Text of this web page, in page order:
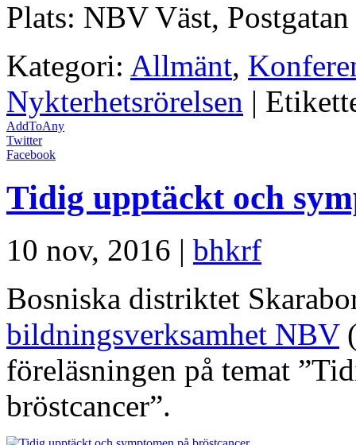
Plats: NBV Väst,
Kategori: Allmänt,
Nykterhetsrörelsen |
AddToAny
Twitter
Facebook
Tidig upptäckt och
10 nov, 2016 | bhkrf
Bosniska distriktet
bildningsverksamhet NBV
föreläsningen på temat
bröstcancer”.